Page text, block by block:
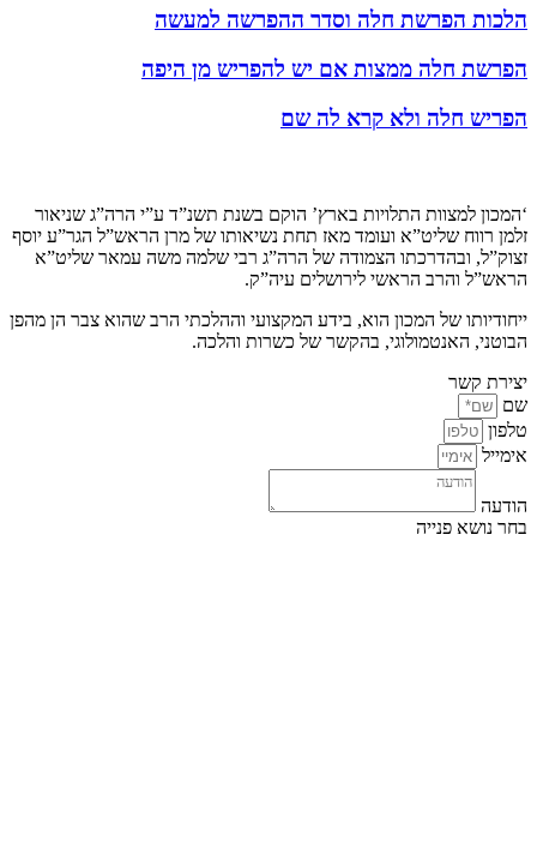
הלכות הפרשת חלה וסדר ההפרשה למעשה
הפרשת חלה ממצות אם יש להפריש מן היפה
הפריש חלה ולא קרא לה שם
‘המכון למצוות התלויות בארץ’ הוקם בשנת תשנ”ד ע”י הרה”ג שניאור
זלמן רווח שליט”א ועומד מאז תחת נשיאותו של מרן הראש”ל הגר”ע יוסף
זצוק”ל, ובהדרכתו הצמודה של הרה”ג רבי שלמה משה עמאר שליט”א
הראש”ל והרב הראשי לירושלים עיה”ק.
ייחודיותו של המכון הוא, בידע המקצועי וההלכתי הרב שהוא צבר הן מהפן
הבוטני, האנטמולוגי, בהקשר של כשרות והלכה.
יצירת קשר
שם
טלפון
אימייל
הודעה
בחר נושא פנייה